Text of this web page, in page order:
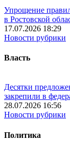
Упрощение
в Ростовской
17.07.2026 18:29
Новости рубрики
Власть
Десятки
закрепили в
28.07.2026 16:56
Новости рубрики
Политика